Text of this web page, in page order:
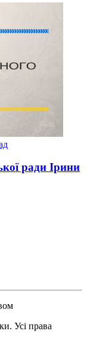
ради Ірини
Усі права